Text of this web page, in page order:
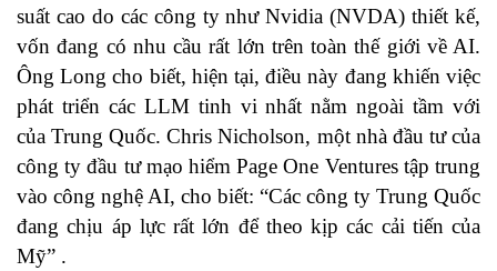
suất cao do các công ty như Nvidia (NVDA) thiết kế,
vốn đang có nhu cầu rất lớn trên toàn thế giới về AI.
Ông Long cho biết, hiện tại, điều này đang khiến việc
phát triển các LLM tinh vi nhất nằm ngoài tầm với
của Trung Quốc. Chris Nicholson, một nhà đầu tư của
công ty đầu tư mạo hiểm Page One Ventures tập trung
vào công nghệ AI, cho biết: “Các công ty Trung Quốc
đang chịu áp lực rất lớn để theo kịp các cải tiến của
Mỹ” .